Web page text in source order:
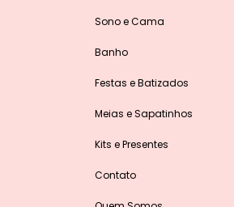
Sono e Cama
Banho
Festas e Batizados
Meias e Sapatinhos
Kits e Presentes
Contato